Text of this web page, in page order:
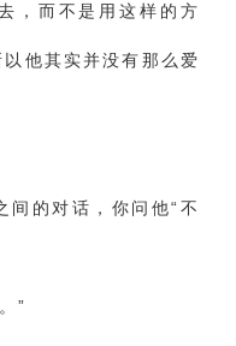
，而不是用这样的方
他其实并没有那么爱
间的对话，你问他“不
”